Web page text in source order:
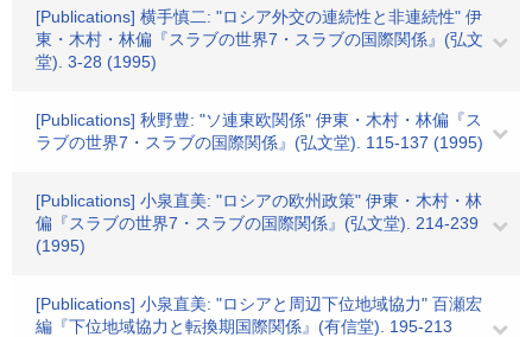
[Publications] 横手慎二: "ロシア外交の連続性と非連続性" 伊
東・木村・林偏『スラブの世界7・スラブの国際関係』(弘文
堂). 3-28 (1995)
[Publications] 秋野豊: "ソ連東欧関係" 伊東・木村・林偏『ス
ラブの世界7・スラブの国際関係』(弘文堂). 115-137 (1995)
[Publications] 小泉直美: "ロシアの欧州政策" 伊東・木村・林
偏『スラブの世界7・スラブの国際関係』(弘文堂). 214-239
(1995)
[Publications] 小泉直美: "ロシアと周辺下位地域協力" 百瀬宏
編『下位地域協力と転換期国際関係』(有信堂). 195-213